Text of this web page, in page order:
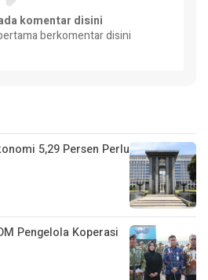
komentar disini
berkomentar disini
5,29 Persen Perlu
Pengelola Koperasi